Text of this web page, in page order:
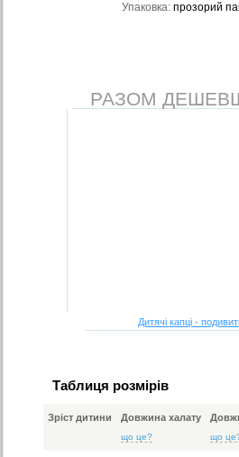
Упаковка: прозорий
РАЗОМ
Дитячі капці -
Таблиця розмірів
Зріст дитини Довжина халату
що це? що